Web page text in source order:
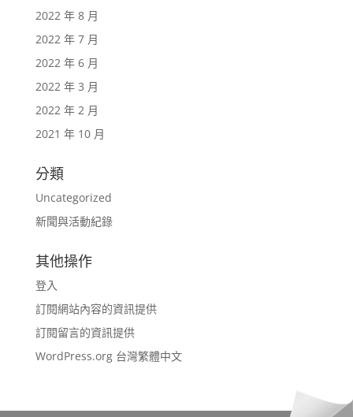
2022 年 8 月
2022 年 7 月
2022 年 6 月
2022 年 3 月
2022 年 2 月
2021 年 10 月
分類
Uncategorized
新聞與活動紀錄
其他操作
登入
訂閱網站內容的資訊提供
訂閱留言的資訊提供
WordPress.org 台灣繁體中文